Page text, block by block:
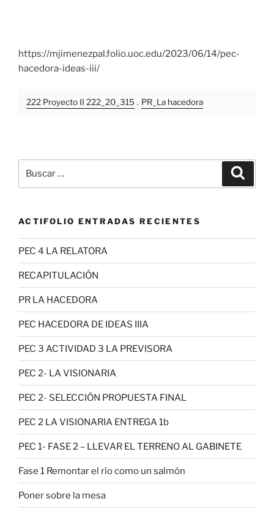
https://mjimenezpal.folio.uoc.edu/2023/06/14/pec-
hacedora-ideas-iii/
222 Proyecto II 222_20_315 . PR_La hacedora
por:
ACTIFOLIO ENTRADAS RECIENTES
PEC 4 LA RELATORA
RECAPITULACIÓN
PR LA HACEDORA
PEC HACEDORA DE IDEAS IIIA
PEC 3 ACTIVIDAD 3 LA PREVISORA
PEC 2- LA VISIONARIA
PEC 2- SELECCIÓN PROPUESTA FINAL
PEC 2 LA VISIONARIA ENTREGA 1b
PEC 1- FASE 2 – LLEVAR EL TERRENO AL GABINETE
Fase 1 Remontar el río como un salmón
Poner sobre la mesa